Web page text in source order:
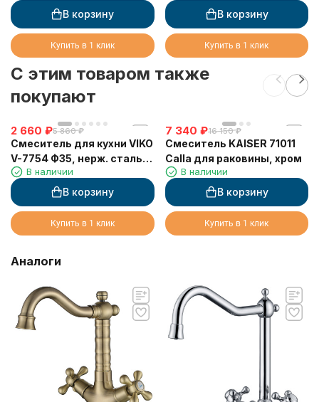
В корзину
Купить в 1 клик
В корзину
Купить в 1 клик
C этим товаром также
покупают
2 660 ₽5 860 ₽
Смеситель для кухни VIKO
V-7754 Ф35, нерж. сталь,
гайка нерж., Silver
В наличии
В корзину
Купить в 1 клик
7 340 ₽16 150 ₽
Смеситель KAISER 71011
Calla для раковины, хром
В наличии
В корзину
Купить в 1 клик
Аналоги